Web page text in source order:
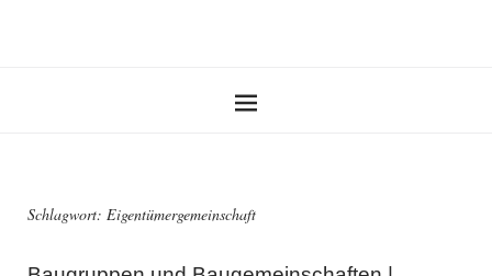
Schlagwort: Eigentümergemeinschaft